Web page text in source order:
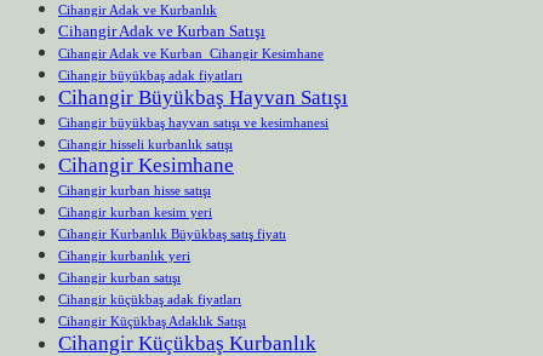
Cihangir Adak ve Kurbanlık
Cihangir Adak ve Kurban Satışı
Cihangir Adak ve Kurban Cihangir Kesimhane
Cihangir büyükbaş adak fiyatları
Cihangir Büyükbaş Hayvan Satışı
Cihangir büyükbaş hayvan satışı ve kesimhanesi
Cihangir hisseli kurbanlık satışı
Cihangir Kesimhane
Cihangir kurban hisse satışı
Cihangir kurban kesim yeri
Cihangir Kurbanlık Büyükbaş satış fiyatı
Cihangir kurbanlık yeri
Cihangir kurban satışı
Cihangir küçükbaş adak fiyatları
Cihangir Küçükbaş Adaklık Satışı
Cihangir Küçükbaş Kurbanlık